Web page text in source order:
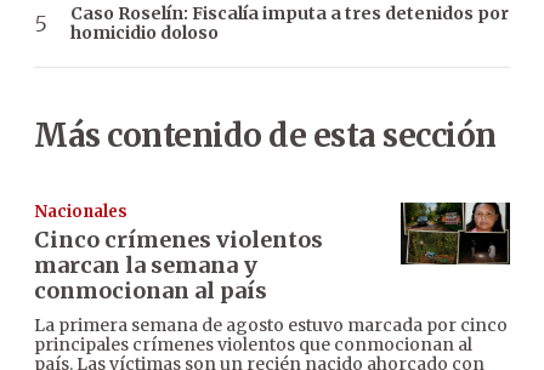
Caso Roselín: Fiscalía imputa a tres detenidos por
homicidio doloso
Más contenido de esta sección
Nacionales
Cinco crímenes violentos
marcan la semana y
conmocionan al país
La primera semana de agosto estuvo marcada por cinco
principales crímenes violentos que conmocionan al
país. Las víctimas son un recién nacido ahorcado con